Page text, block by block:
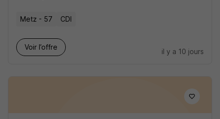
Metz - 57 CDI
Voir l’offre
il y a 10 jours